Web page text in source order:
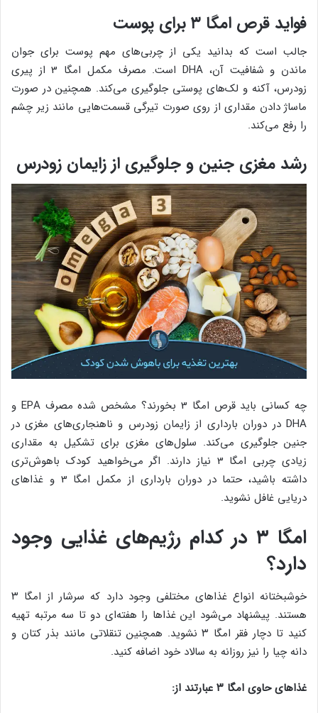
فواید قرص امگا ۳ برای پوست
جالب است که بدانید یکی از چربی‌های مهم پوست برای جوان
ماندن و شفافیت آن، DHA است. مصرف مکمل امگا 3 از پیری
زودرس، آکنه و لک‌های پوستی جلوگیری می‌کند. همچنین در صورت
ماساژ دادن مقداری از روی صورت تیرگی قسمت‌هایی مانند زیر چشم
را رفع می‌کند.
رشد مغزی جنین و جلوگیری از زایمان زودرس
چه کسانی باید قرص امگا 3 بخورند؟ مشخص شده مصرف EPA و
DHA در دوران بارداری از زایمان زودرس و ناهنجاری‌های مغزی در
جنین جلوگیری می‌کند. سلول‌های مغزی برای تشکیل به مقداری
زیادی چربی امگا 3 نیاز دارند. اگر می‌خواهید کودک باهوش‌تری
داشته باشید، حتما در دوران بارداری از مکمل امگا 3 و غذاهای
دریایی غافل نشوید.
امگا ۳ در کدام رژیم‌های غذایی وجود
دارد؟
خوشبختانه انواع غذاهای مختلفی وجود دارد که سرشار از امگا ۳
هستند. پیشنهاد می‌شود این غذاها را هفته‌ای دو تا سه مرتبه تهیه
کنید تا دچار فقر امگا ۳ نشوید. همچنین تنقلاتی مانند بذر کتان و
دانه چیا را نیز روزانه به سالاد خود اضافه کنید.
غذاهای حاوی امگا ۳ عبارتند از: